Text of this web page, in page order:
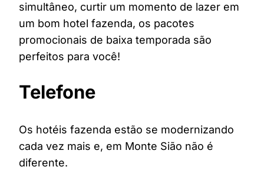
simultâneo, curtir um momento de lazer em
um bom hotel fazenda, os pacotes
promocionais de baixa temporada são
perfeitos para você!
Telefone
Os hotéis fazenda estão se modernizando
cada vez mais e, em Monte Sião não é
diferente.